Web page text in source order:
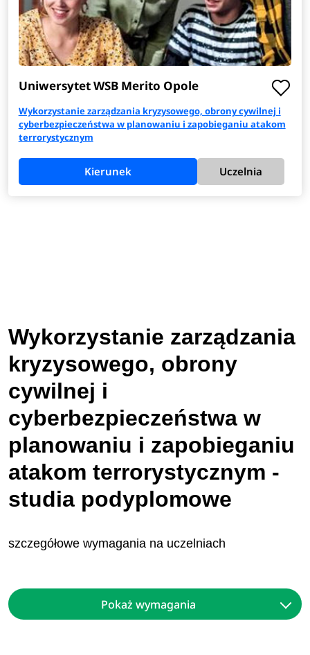
Uniwersytet WSB Merito Opole
Wykorzystanie zarządzania kryzysowego, obrony cywilnej i
cyberbezpieczeństwa w planowaniu i zapobieganiu atakom
terrorystycznym
Kierunek Uczelnia
Wykorzystanie zarządzania
kryzysowego, obrony
cywilnej i
cyberbezpieczeństwa w
planowaniu i zapobieganiu
atakom terrorystycznym -
studia podyplomowe
szczegółowe wymagania na uczelniach
Pokaż wymagania